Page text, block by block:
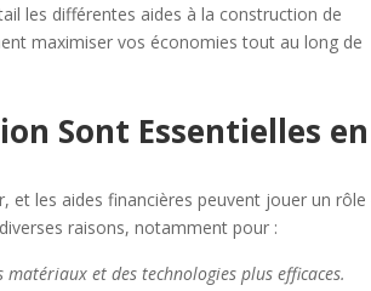
les différentes aides à la construction de
maximiser vos économies tout au long de
Sont Essentielles en
et les aides financières peuvent jouer un rôle
raisons, notamment pour :
et des technologies plus efficaces.